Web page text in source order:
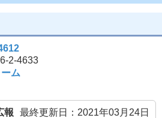
2-4633
ム
最終更新日：2021年03月24日
報